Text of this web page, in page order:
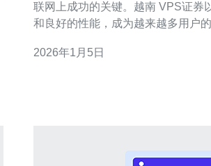
联网上成功的关键。越南 VPS证券
和良好的性能，成为越来越多用户
到最便宜且最适合您需求的服务器方案。 越南VPS
2026年1月5日